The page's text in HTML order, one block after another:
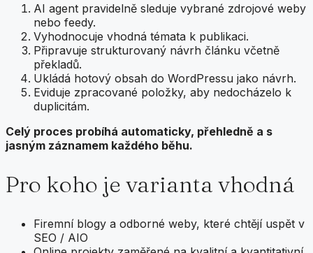
AI agent pravidelně sleduje vybrané zdrojové weby
nebo feedy.
Vyhodnocuje vhodná témata k publikaci.
Připravuje strukturovaný návrh článku včetně
překladů.
Ukládá hotový obsah do WordPressu jako návrh.
Eviduje zpracované položky, aby nedocházelo k
duplicitám.
Celý proces probíhá automaticky, přehledně a s
jasným záznamem každého běhu.
Pro koho je varianta vhodná
Firemní blogy a odborné weby, které chtějí uspět v
SEO / AIO